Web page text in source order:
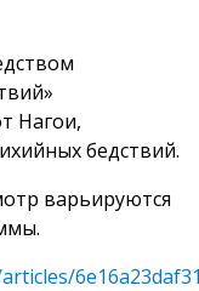
Нагои,
бедствий.
варьируются